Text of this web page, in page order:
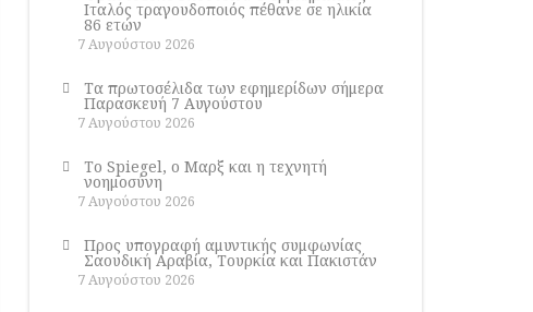
Ιταλός τραγουδοποιός πέθανε σε ηλικία
86 ετών
7 Αυγούστου 2026
Τα πρωτοσέλιδα των εφημερίδων σήμερα
Παρασκευή 7 Αυγούστου
7 Αυγούστου 2026
Το Spiegel, ο Μαρξ και η τεχνητή
νοημοσύνη
7 Αυγούστου 2026
Προς υπογραφή αμυντικής συμφωνίας
Σαουδική Αραβία, Τουρκία και Πακιστάν
7 Αυγούστου 2026